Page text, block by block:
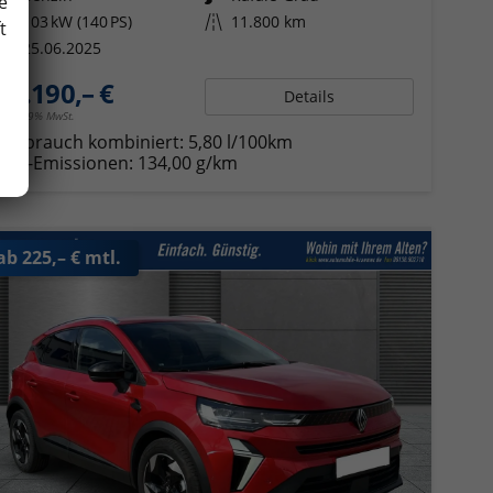
Leistung
103 kW (140 PS) Kilometerstand 11.800 km
25.06.2025
23.190,– €
incl. 19% MwSt.
Details
Verbrauch kombiniert: 5,80 l/100km
-Emissionen: 134,00 g/km
225,– € mtl.